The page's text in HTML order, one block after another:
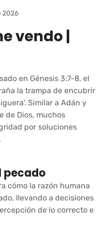
2026
vendo |
en Génesis 3:7-8, el
la trampa de encubrir
Similar a Adán y
de Dios, muchos
por soluciones
pecado
cómo la razón humana
llevando a decisiones
de lo correcto e